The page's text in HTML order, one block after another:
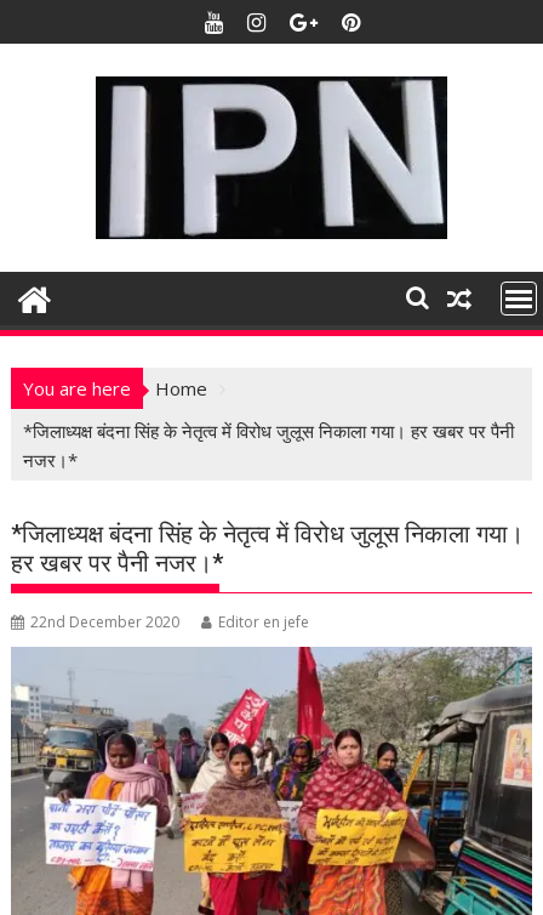
k
t
n
You are here
Home
*जिलाध्यक्ष बंदना सिंह के नेतृत्व में विरोध जुलूस निकाला गया। हर खबर पर पैनी
नजर।*
*जिलाध्यक्ष बंदना सिंह के नेतृत्व में विरोध जुलूस निकाला गया।
हर खबर पर पैनी नजर।*
22nd December 2020 Editor en jefe